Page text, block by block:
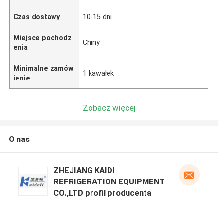
Czas dostawy 10-15 dni
Miejsce pochodz
enia
Chiny
Minimalne zamów
ienie
1 kawałek
Zobacz więcej
O nas
ZHEJIANG KAIDI
REFRIGERATION EQUIPMENT
CO.,LTD profil producenta